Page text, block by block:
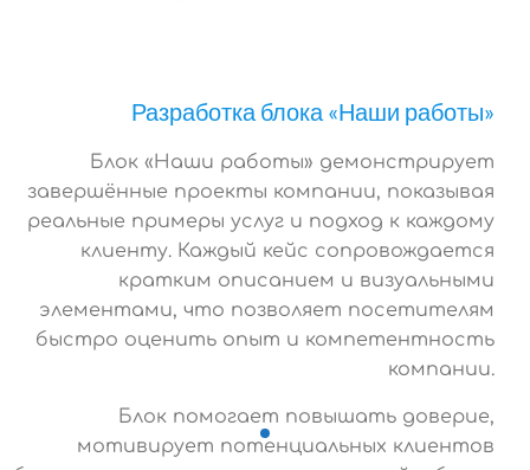
Разработка блока «Наши работы»
Блок «Наши работы» демонстрирует
завершённые проекты компании, показывая
реальные примеры услуг и подход к каждому
клиенту. Каждый кейс сопровождается
кратким описанием и визуальными
элементами, что позволяет посетителям
быстро оценить опыт и компетентность
компании.
Блок помогает повышать доверие,
мотивирует потенциальных клиентов